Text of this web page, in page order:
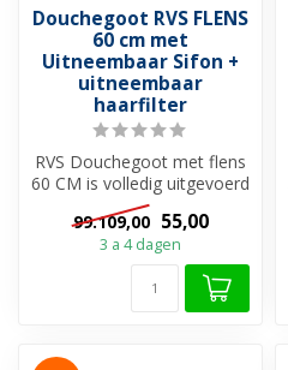
Douchegoot RVS FLENS
60 cm met
Uitneembaar Sifon +
uitneembaar
haarfilter
RVS Douchegoot met flens
60 CM is volledig uitgevoerd
met roestvrijstaal en heef...
99.109,00 55,00
3 a 4 dagen